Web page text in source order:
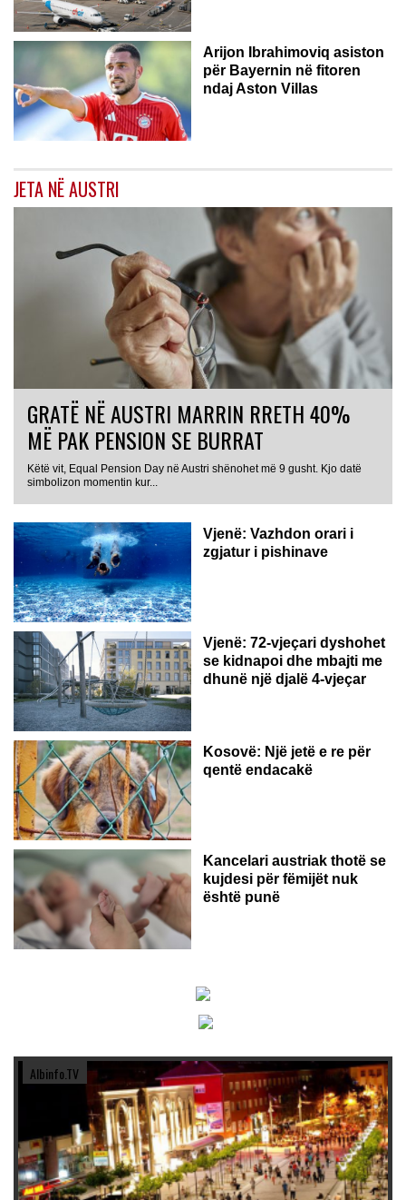
Arijon Ibrahimoviq asiston
për Bayernin në fitoren
ndaj Aston Villas
JETA NË AUSTRI
GRATË NË AUSTRI MARRIN RRETH 40%
MË PAK PENSION SE BURRAT
Këtë vit, Equal Pension Day në Austri shënohet më 9 gusht. Kjo datë
simbolizon momentin kur...
Vjenë: Vazhdon orari i
zgjatur i pishinave
Vjenë: 72-vjeçari dyshohet
se kidnapoi dhe mbajti me
dhunë një djalë 4-vjeçar
Kosovë: Një jetë e re për
qentë endacakë
Kancelari austriak thotë se
kujdesi për fëmijët nuk
është punë
Albinfo.TV